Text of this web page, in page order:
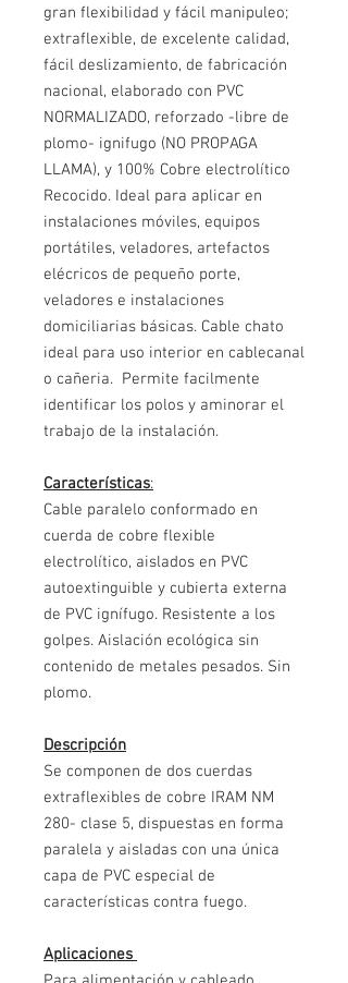
gran flexibilidad y fácil manipuleo;
extraflexible, de excelente calidad,
fácil deslizamiento, de fabricación
nacional, elaborado con PVC
NORMALIZADO, reforzado -libre de
plomo- ignifugo (NO PROPAGA
LLAMA), y 100% Cobre electrolítico
Recocido. Ideal para aplicar en
instalaciones móviles, equipos
portátiles, veladores, artefactos
elécricos de pequeño porte,
veladores e instalaciones
domiciliarias básicas. Cable chato
ideal para uso interior en cablecanal
o cañeria. Permite facilmente
identificar los polos y aminorar el
trabajo de la instalación.
Características:
Cable paralelo conformado en
cuerda de cobre flexible
electrolítico, aislados en PVC
autoextinguible y cubierta externa
de PVC ignífugo. Resistente a los
golpes. Aislación ecológica sin
contenido de metales pesados. Sin
plomo.
Descripción
Se componen de dos cuerdas
extraflexibles de cobre IRAM NM
280- clase 5, dispuestas en forma
paralela y aisladas con una única
capa de PVC especial de
características contra fuego.
Aplicaciones